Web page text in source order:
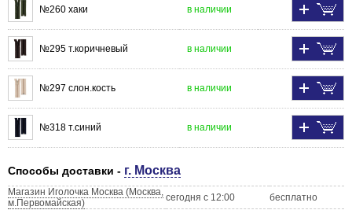
№260 хаки в наличии
№295 т.коричневый в наличии
№297 слон.кость в наличии
№318 т.синий в наличии
Способы доставки - г. Москва
Магазин Иголочка Москва (Москва,
м.Первомайская)
сегодня с 12:00 бесплатно